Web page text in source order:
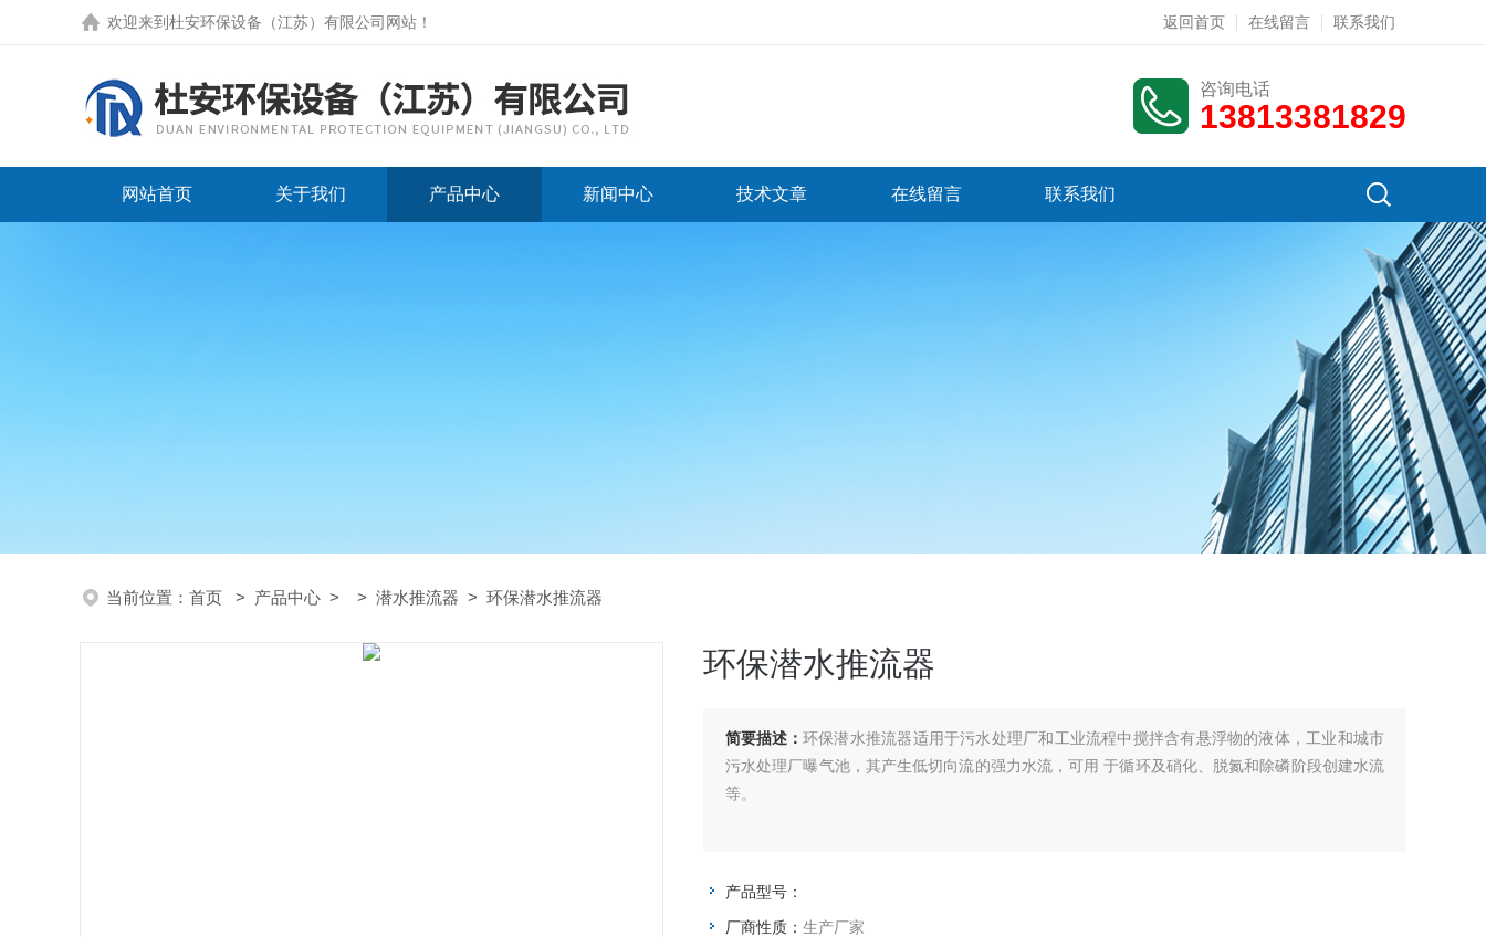
欢迎来到 杜安环保设备（江苏）有限公司网站 ！ 返回首页 在线留言 联系我们
咨询电话
13813381829
网站首页 关于我们 产品中心 新闻中心 技术文章 在线留言 联系我们
当前位置： 首页 > 产品中心 > > 潜水推流器 > 环保潜水推流器
环保潜水推流器
简要描述： 环保潜水推流器适用于污水处理厂和工业流程中搅拌含有悬浮物的液体，工业和城市
污水处理厂曝气池，其产生低切向流的强力水流，可用 于循环及硝化、脱氮和除磷阶段创建水流
等。
产品型号：
厂商性质： 生产厂家